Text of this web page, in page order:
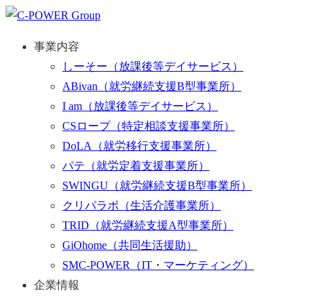
事業内容
しーそー （放課後等デイサービス）
ABivan （就労継続支援B型事業所）
I am （放課後等デイサービス）
CSロープ（特定相談支援事業所）
DoLA
（就労移行支援事業所）
パテ （就労定着支援事業所）
SWINGU （就労継続支援B型事業所）
クリパラボ （生活介護事業所）
TRID （就労継続支援A型事業所）
GiOhome （共同生活援助）
SMC-POWER
（IT・マーケティング）
企業情報